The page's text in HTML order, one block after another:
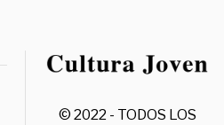
© 2022 - TODOS LOS